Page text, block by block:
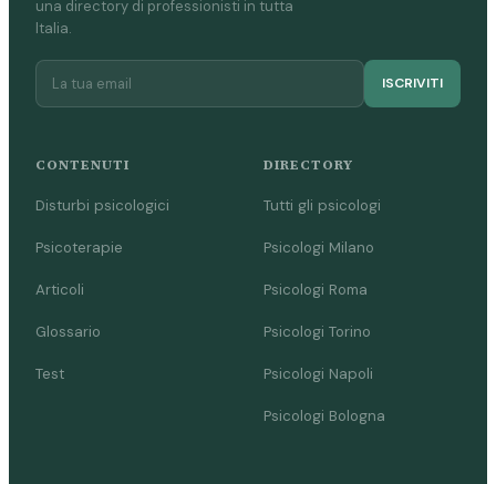
una directory di professionisti in tutta
Italia.
ISCRIVITI
CONTENUTI
Disturbi psicologici
Psicoterapie
Articoli
Glossario
Test
DIRECTORY
Tutti gli psicologi
Psicologi Milano
Psicologi Roma
Psicologi Torino
Psicologi Napoli
Psicologi Bologna